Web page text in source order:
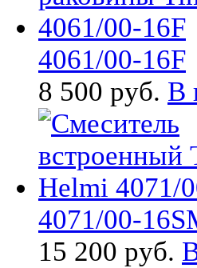
4061/00-16F
8 500 руб. В
4071/00-
15 200 руб.